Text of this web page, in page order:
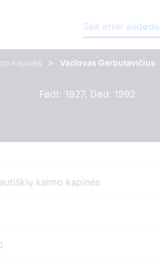
Søk etter avdøde
kapinės > Vaclovas Gerbutavičius
Født: 1927, Død: 1992
kaimo kapinės